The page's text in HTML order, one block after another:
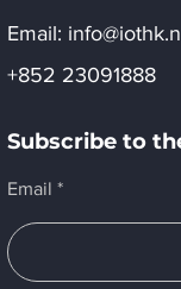
Email:​
+852 23091888
Subscribe to
Email